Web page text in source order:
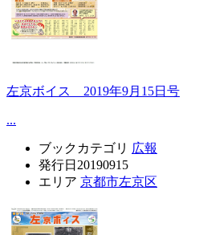
左京ボイス 2019年9月15日号
...
ブックカテゴリ 広報
発行日 20190915
エリア 京都市左京区